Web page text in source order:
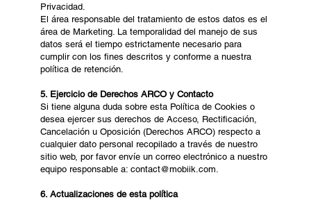
Privacidad.
El área responsable del tratamiento de estos datos es el
área de Marketing. La temporalidad del manejo de sus
datos será el tiempo estrictamente necesario para
cumplir con los fines descritos y conforme a nuestra
política de retención.
5. Ejercicio de Derechos ARCO y Contacto
Si tiene alguna duda sobre esta Política de Cookies o
desea ejercer sus derechos de Acceso, Rectificación,
Cancelación u Oposición (Derechos ARCO) respecto a
cualquier dato personal recopilado a través de nuestro
sitio web, por favor envíe un correo electrónico a nuestro
equipo responsable a:contact@mobiik.com
6. Actualizaciones de esta política